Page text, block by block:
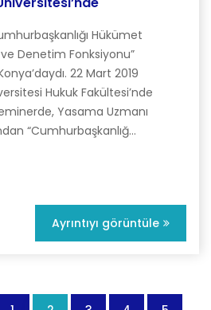
Hükümet
Denetim Fonksiyonu”
22 Mart 2019
Hukuk Fakültesi’nde
Yasama Uzmanı
“Cumhurbaşkanlığ...
Ayrıntıyı görüntüle